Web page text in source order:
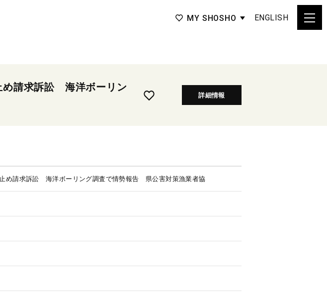
MY SHOSHO ENGLISH
め請求訴訟 海洋ボーリン
詳細情報
め請求訴訟 海洋ボーリング調査で情勢報告 県公害対策漁業者協